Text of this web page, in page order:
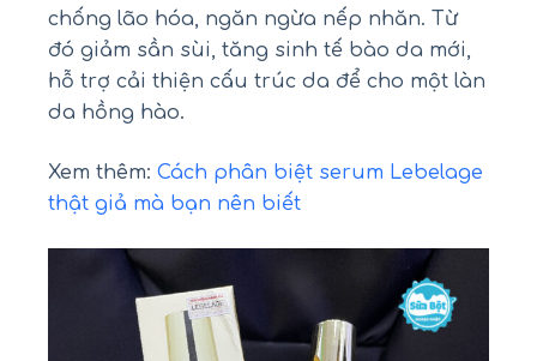
chống lão hóa, ngăn ngừa nếp nhăn. Từ
đó giảm sần sùi, tăng sinh tế bào da mới,
hỗ trợ cải thiện cấu trúc da để cho một làn
da hồng hào.
Xem thêm: Cách phân biệt serum Lebelage
thật giả mà bạn nên biết